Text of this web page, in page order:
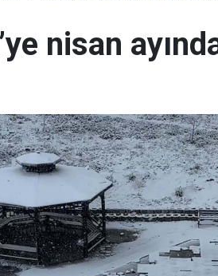
nisan